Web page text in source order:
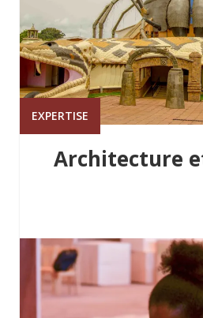
EXPERTISE
Architecture